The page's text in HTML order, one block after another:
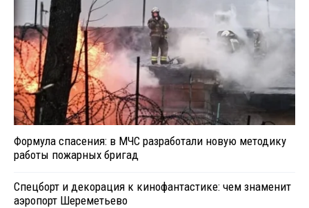
Формула спасения: в МЧС разработали новую методику
работы пожарных бригад
Спецборт и декорация к кинофантастике: чем знаменит
аэропорт Шереметьево